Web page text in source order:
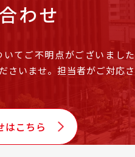
わせ
てご不明点がございました
さいませ。担当者がご対応さ
はこちら